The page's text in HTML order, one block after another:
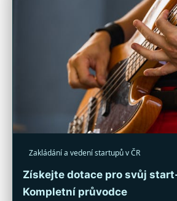
Zakládání a vedení startupů v ČR
Získejte dotace pro svůj
Kompletní průvodce